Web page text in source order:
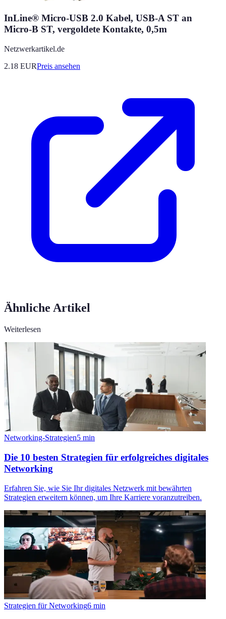
InLine® Micro-USB 2.0 Kabel, USB-A ST an
Micro-B ST, vergoldete Kontakte, 0,5m
Netzwerkartikel.de
2.18 EURPreis ansehen
Ähnliche Artikel
Weiterlesen
Networking-Strategien5 min
Die 10 besten Strategien für erfolgreiches digitales
Networking
Erfahren Sie, wie Sie Ihr digitales Netzwerk mit bewährten
Strategien erweitern können, um Ihre Karriere voranzutreiben.
Strategien für Networking6 min